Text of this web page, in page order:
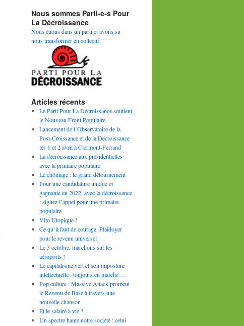
Nous sommes Parti-e-s Pour
La Décroissance
Nous étions dans un parti et avons su
nous transformer en collectif.
Articles récents
Le Parti Pour La Décroissance soutient
le Nouveau Front Populaire
Lancement de l’Observatoire de la
Post-Croissance et de la Décroissance
les 1 et 2 avril à Clermont-Ferrand
La décroissance aux présidentielles
avec la primaire populaire
Le chômage : le grand détournement
Pour une candidature unique et
gagnante en 2022, avec la décroissance
: signez l’appel pour une primaire
populaire
Vito Utopique !
Ce qu’il faut de courage. Plaidoyer
pour le revenu universel
Le 3 octobre, marchons sur les
aéroports !
Le capitalisme vert et son imposture
intellectuelle : toujours en marche …
Pop culture : Massive Attack promeut
le Revenu de Base à travers une
nouvelle chanson
Et le salaire à vie ?
Un spectre hante notre société : celui